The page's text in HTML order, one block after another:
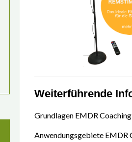
Weiterführende
Grundlagen EMDR Coaching
Anwendungsgebiete EMDR